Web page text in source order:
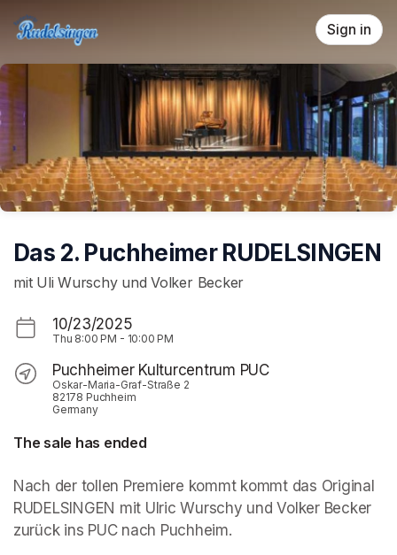
Skip header
Sign in
Das 2. Puchheimer RUDELSINGEN
mit Uli Wurschy und Volker Becker
10/23/2025
Thu 8:00 PM - 10:00 PM
Puchheimer Kulturcentrum PUC
Oskar-Maria-Graf-Straße 2
82178 Puchheim
Germany
The sale has ended
Nach der tollen Premiere kommt kommt das Original
RUDELSINGEN mit Ulric Wurschy und Volker Becker
zurück ins PUC nach Puchheim.